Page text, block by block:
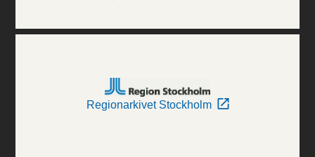
Regionarkivet Stockholm